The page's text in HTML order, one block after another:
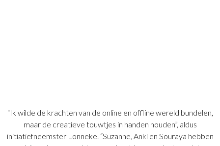
“Ik wilde de krachten van de online en offline wereld bundelen,
maar de creatieve touwtjes in handen houden”, aldus
initiatiefneemster Lonneke. “Suzanne, Anki en Souraya hebben